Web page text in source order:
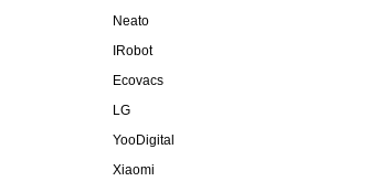
Neato
IRobot
Ecovacs
LG
YooDigital
Xiaomi